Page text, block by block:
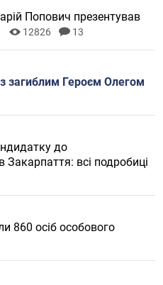
Попович презентував
12826 13
загиблим Героєм Олегом
до
Закарпаття: всі подробиці
860 осіб особового